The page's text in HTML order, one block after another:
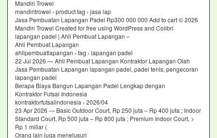
Mandiri Trowel
mandiritrowel › product tag › jasa lap
Jasa Pembuatan Lapangan Padel Rp300 000 000 Add to cart © 2026
Mandiri Trowel Created for free using WordPress and Colibri
lapangan padel | Ahli Pembuat Lapangan –
Ahli Pembuat Lapangan
ahlipembuatlapangan › tag › lapangan padel
22 Jul 2026 — Ahli Pembuat Lapangan Kontraktor Lapangan Olah
Jasa Pembuatan Lapangan lapangan padel, padel tenis, pengecoran
lapangan padel
Berapa Biaya Bangun Lapangan Padel Lengkap dengan
Kontraktor Futsal Indonesia
kontraktorfutsalindonesia › 2026/04
23 Apr 2026 — Basic Outdoor Court, Rp 250 juta – Rp 400 juta ; Indoor
Standard Court, Rp 500 juta – Rp 800 juta ; Premium Indoor Court, >
Rp 1 miliar (
Orang lain juga menelusuri